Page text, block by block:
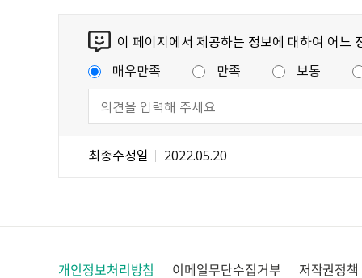
이 페이지에서 제공하는 정보에 대하여 어느
매우만족
만족 보통
최종수정일 2022.05.20
개인정보처리방침 이메일무단수집거부 저작권정책